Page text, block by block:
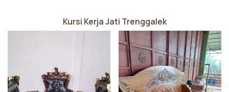
Kursi Kerja Jati Trenggalek